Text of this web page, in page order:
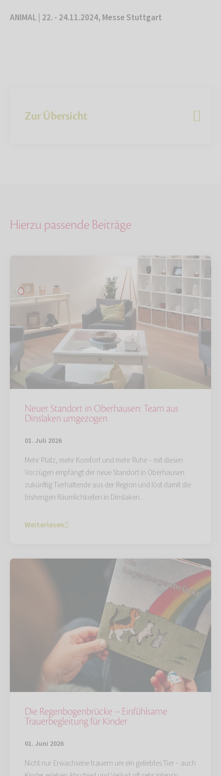
ANIMAL | 22. - 24.11.2024, Messe Stuttgart
Zur Übersicht
Hierzu passende Beiträge
Neuer Standort in Oberhausen: Team aus
Dinslaken umgezogen
01. Juli 2026
Mehr Platz, mehr Komfort und mehr Ruhe – mit diesen
Vorzügen empfängt der neue Standort in Oberhausen
zukünftig Tierhaltende aus der Region und löst damit die
bisherigen Räumlichkeiten in Dinslaken…
Weiterlesen
Die Regenbogenbrücke – Einfühlsame
Trauerbegleitung für Kinder
01. Juni 2026
Nicht nur Erwachsene trauern um ein geliebtes Tier – auch